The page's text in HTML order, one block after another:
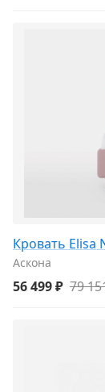
Кровать Elisa
Аскона
56 499 ₽ 79